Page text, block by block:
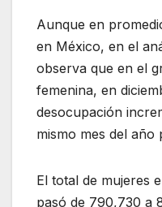
Aunque en
en México, en el
observa que en el
femenina, en
desocupación
mismo mes del año
El total de mujeres
pasó de 790,730 a